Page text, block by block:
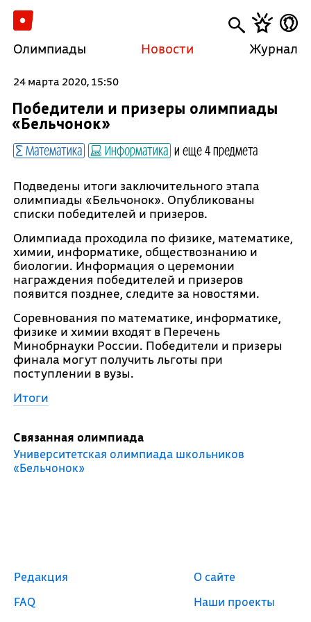
Олимпиады Новости Журнал
24 марта 2020, 15:50
Победители и призеры олимпиады
«Бельчонок»
Математика Информатика и еще 4 предмета
Подведены итоги заключительного этапа
олимпиады «Бельчонок». Опубликованы
списки победителей и призеров.
Олимпиада проходила по физике, математике,
химии, информатике, обществознанию и
биологии. Информация о церемонии
награждения победителей и призеров
появится позднее, следите за новостями.
Соревнования по математике, информатике,
физике и химии входят в Перечень
Минобрнауки России. Победители и призеры
финала могут получить льготы при
поступлении в вузы.
Итоги
Связанная олимпиада
Университетская олимпиада школьников
«Бельчонок»
Редакция
FAQ
О сайте
Наши проекты